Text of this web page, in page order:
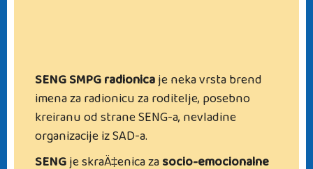
SENG SMPG radionicaje neka vrsta brend
imena za radionicu za roditelje, posebno
kreiranu od strane SENG-a, nevladine
organizacije iz SAD-a.